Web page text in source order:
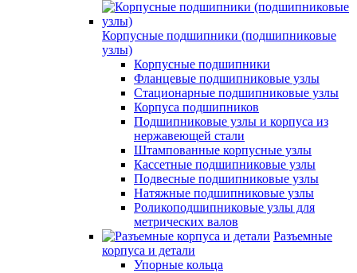
Корпусные подшипники (подшипниковые
узлы)
Корпусные подшипники
Фланцевые подшипниковые узлы
Стационарные подшипниковые узлы
Корпуса подшипников
Подшипниковые узлы и корпуса из
нержавеющей стали
Штампованные корпусные узлы
Кассетные подшипниковые узлы
Подвесные подшипниковые узлы
Натяжные подшипниковые узлы
Роликоподшипниковые узлы для
метрических валов
Разъемные
корпуса и детали
Упорные кольца